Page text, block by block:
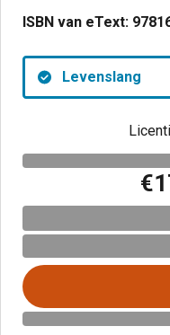
ISBN van eText:
Levenslang